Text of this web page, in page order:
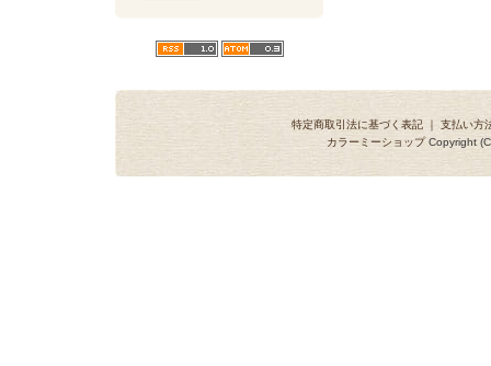
特定商取引法に基づく表記 ｜ 支払い方
カラーミーショップCopyright